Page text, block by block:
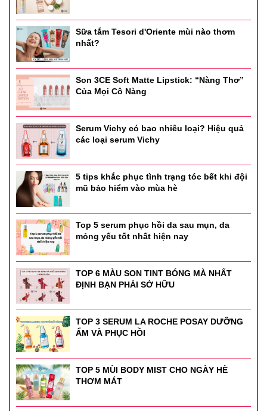
Sữa tắm Tesori d'Oriente mùi nào thơm
nhất?
Son 3CE Soft Matte Lipstick: “Nàng Thơ”
Của Mọi Cô Nàng
Serum Vichy có bao nhiêu loại? Hiệu quả
các loại serum Vichy
5 tips khắc phục tình trạng tóc bết khi đội
mũ bảo hiểm vào mùa hè
Top 5 serum phục hồi da sau mụn, da
mỏng yếu tốt nhất hiện nay
TOP 6 MÀU SON TINT BÓNG MÀ NHẤT
ĐỊNH BẠN PHẢI SỞ HỮU
TOP 3 SERUM LA ROCHE POSAY DƯỠNG
ẨM VÀ PHỤC HỒI
TOP 5 MÙI BODY MIST CHO NGÀY HÈ
THƠM MÁT